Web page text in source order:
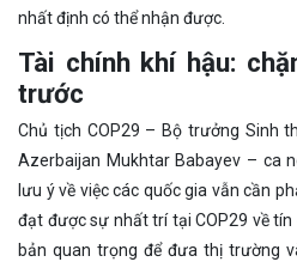
nhất định có thể nhận được.
Tài chính khí hậu:
trước
Chủ tịch COP29 – Bộ trưởng Sinh
Azerbaijan Mukhtar Babayev – ca
lưu ý về việc các quốc gia vẫn cần
đạt được sự nhất trí tại COP29 về
bản quan trọng để đưa thị trường